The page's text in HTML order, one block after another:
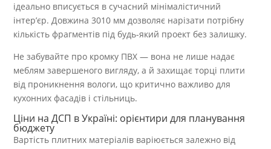
ідеально вписується в сучасний мінімалістичний
інтер’єр. Довжина 3010 мм дозволяє нарізати потрібну
кількість фрагментів під будь-який проект без залишку.
Не забувайте про кромку ПВХ — вона не лише надає
меблям завершеного вигляду, а й захищає торці плити
від проникнення вологи, що критично важливо для
кухонних фасадів і стільниць.
Ціни на ДСП в Україні: орієнтири для планування
бюджету
Вартість плитних матеріалів варіюється залежно від